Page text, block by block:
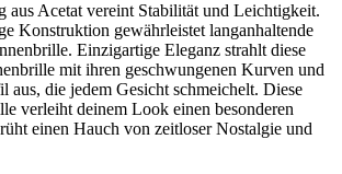
aus Acetat vereint Stabilität und Leichtigkeit.
Konstruktion gewährleistet langanhaltende
Einzigartige Eleganz strahlt diese
mit ihren geschwungenen Kurven und
aus, die jedem Gesicht schmeichelt. Diese
verleiht deinem Look einen besonderen
einen Hauch von zeitloser Nostalgie und